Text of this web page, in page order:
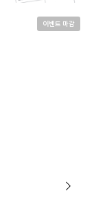
이벤트 마감